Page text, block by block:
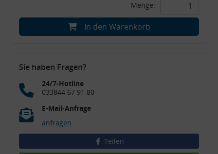
Menge:
In den Warenkorb
Sie haben Fragen?
24/7-Hotline
033844 67 91 80
E-Mail-Anfrage
anfragen
Teilen